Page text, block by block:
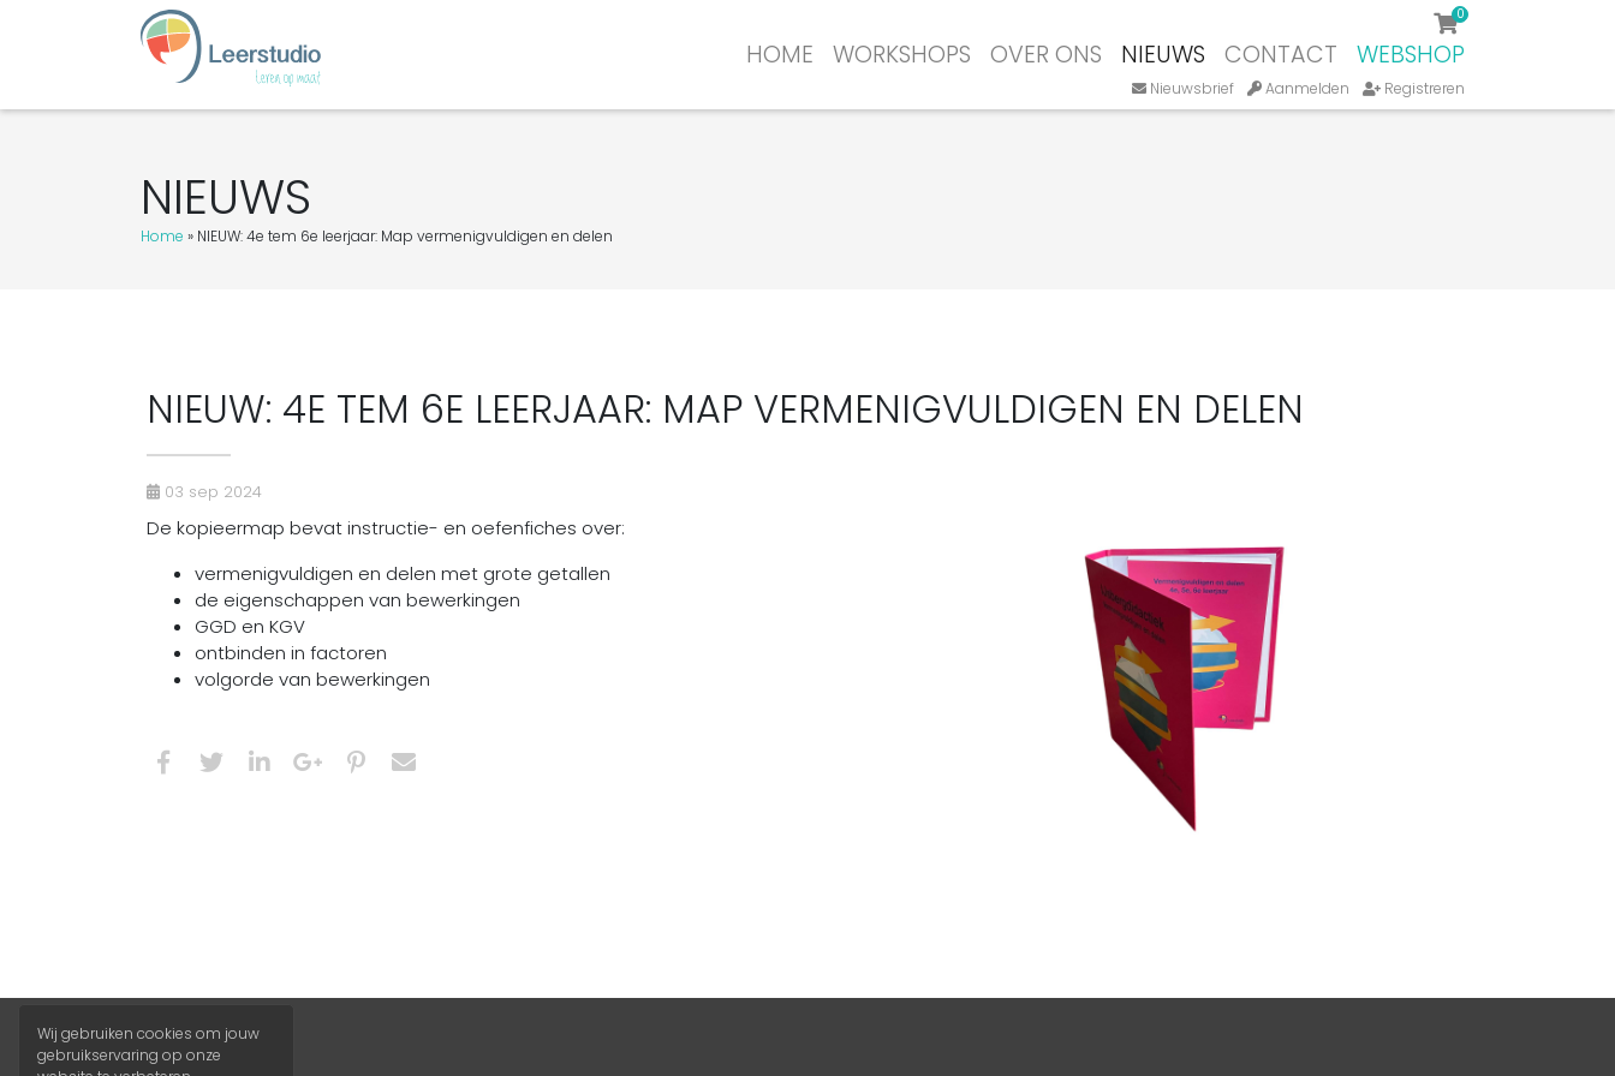
HOME WORKSHOPS OVER ONS NIEUWS CONTACT WEBSHOP
0
Nieuwsbrief Aanmelden Registreren
NIEUWS
Home » NIEUW: 4e tem 6e leerjaar: Map vermenigvuldigen en delen
NIEUW: 4E TEM 6E LEERJAAR: MAP VERMENIGVULDIGEN EN DELEN
03 sep 2024
De kopieermap bevat instructie- en oefenfiches over:
vermenigvuldigen en delen met grote getallen
de eigenschappen van bewerkingen
GGD en KGV
ontbinden in factoren
volgorde van bewerkingen
Wij gebruiken cookies om jouw
gebruikservaring op onze